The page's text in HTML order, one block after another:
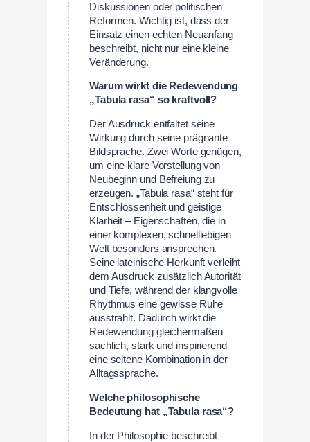
Diskussionen oder politischen
Reformen. Wichtig ist, dass der
Einsatz einen echten Neuanfang
beschreibt, nicht nur eine kleine
Veränderung.
Warum wirkt die Redewendung
„Tabula rasa“ so kraftvoll?
Der Ausdruck entfaltet seine
Wirkung durch seine prägnante
Bildsprache. Zwei Worte genügen,
um eine klare Vorstellung von
Neubeginn und Befreiung zu
erzeugen. „Tabula rasa“ steht für
Entschlossenheit und geistige
Klarheit – Eigenschaften, die in
einer komplexen, schnelllebigen
Welt besonders ansprechen.
Seine lateinische Herkunft verleiht
dem Ausdruck zusätzlich Autorität
und Tiefe, während der klangvolle
Rhythmus eine gewisse Ruhe
ausstrahlt. Dadurch wirkt die
Redewendung gleichermaßen
sachlich, stark und inspirierend –
eine seltene Kombination in der
Alltagssprache.
Welche philosophische
Bedeutung hat „Tabula rasa“?
In der Philosophie beschreibt